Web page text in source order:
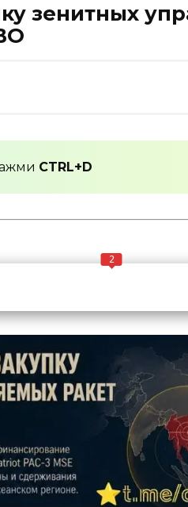
зенитных
CTRL+D
2